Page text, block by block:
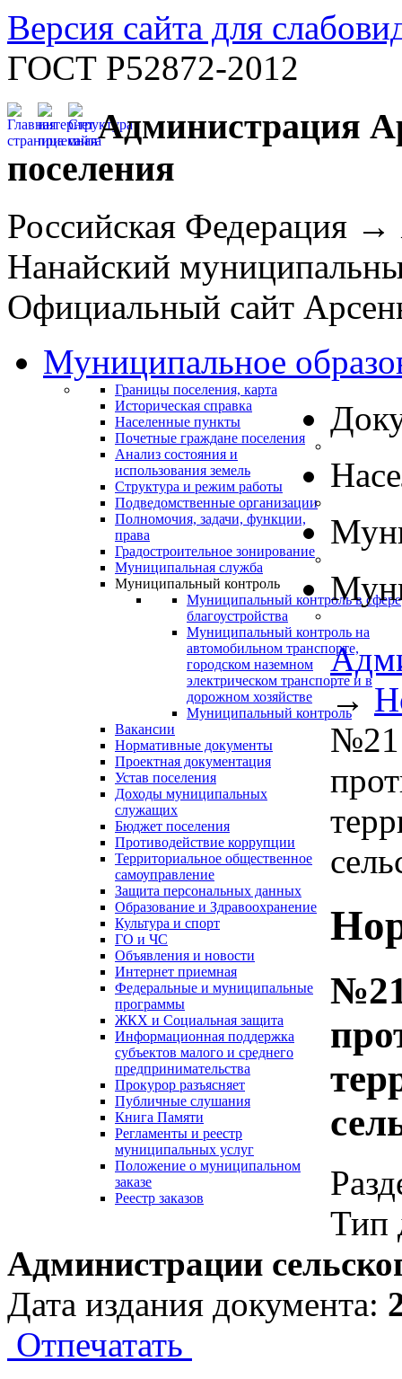
Версия сайта для
ГОСТ Р52872-2012
Администрация
поселения
Российская Федерация
Нанайский
Официальный сайт
Муниципальное
Границы поселения, карта
Историческая справка
Населенные пункты
Почетные граждане поселения
Анализ состояния и
использования земель
Структура и режим работы
Подведомственные организации
Полномочия, задачи, функции,
права
Градостроительное зонирование
Муниципальная служба
Муниципальный контроль
Муниципальный контроль в сфере
благоустройства
Муниципальный контроль на
автомобильном транспорте,
городском наземном
электрическом транспорте и в
дорожном хозяйстве
Муниципальный контроль
Вакансии
Нормативные документы
Проектная документация
Устав поселения
Доходы муниципальных
служащих
Бюджет поселения
Противодействие коррупции
Территориальное общественное
самоуправление
Защита персональных данных
Образование и Здравоохранение
Культура и спорт
ГО и ЧС
Объявления и новости
Интернет приемная
Федеральные и муниципальные
программы
ЖКХ и Социальная защита
Информационная поддержка
субъектов малого и среднего
предпринимательства
Прокурор разъясняет
Публичные слушания
Книга Памяти
Регламенты и реестр
муниципальных услуг
Положение о муниципальном
заказе
Реестр заказов
→
№21
№21
Тип
Администрации
Дата издания документа:
Отпечатать